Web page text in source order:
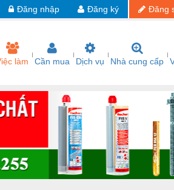
Đăng
Đăng ký
Đăng nhập
làm Cần mua Dịch vụ Nhà cung cấp